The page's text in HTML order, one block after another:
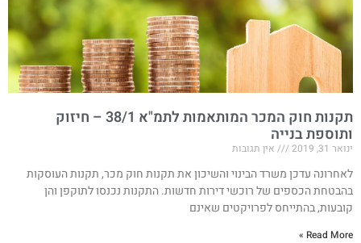
תקנות חוק המכר המותאמות לתמ"א 38/1 – חיזוק
ותוספת בנייה
ינואר 31, 2019 אין תגובות
לאחרונה עדכן משרד הבינוי והשיכון את תקנות חוק מכר, תקנות העוסקות
בהבטחת הכספים של רוכשי דירות חדשות. התקנות נכנסו לתוקפן והן
קובעות, בהתייחס לפרויקטים שאינם
Read More »